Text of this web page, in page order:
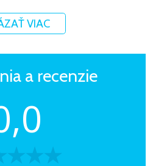
VIAC
a recenzie